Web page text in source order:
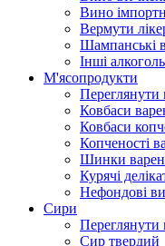
Вино
Вермути
Шампанські
Інші
М'ясопродукти
Переглянути
Ковбаси
Ковбаси
Копченості
Шинки
Курячі
Нефондові
Сири
Переглянути
Сир твердий